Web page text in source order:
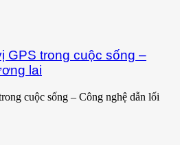
GPS trong cuộc sống –
lai
cuộc sống – Công nghệ dẫn lối